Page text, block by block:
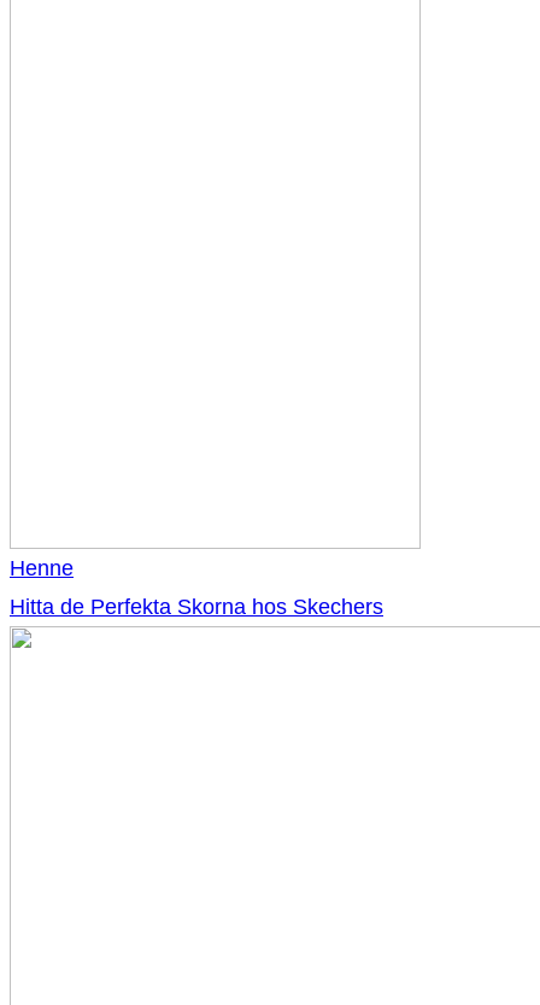
Henne
Hitta de Perfekta Skorna hos Skechers